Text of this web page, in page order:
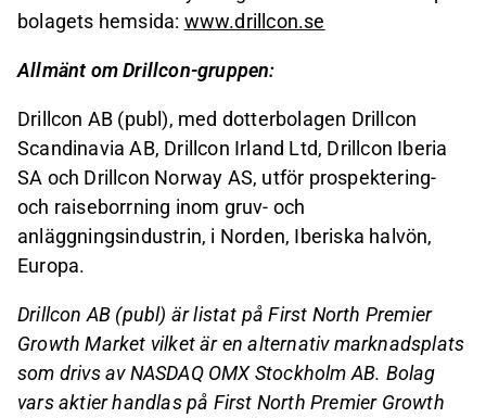
bolagets hemsida: www.drillcon.se
Allmänt om Drillcon-gruppen:
Drillcon AB (publ), med dotterbolagen Drillcon
Scandinavia AB, Drillcon Irland Ltd, Drillcon Iberia
SA och Drillcon Norway AS, utför prospektering-
och raiseborrning inom gruv- och
anläggningsindustrin, i Norden, Iberiska halvön,
Europa.
Drillcon AB (publ) är listat på First North Premier
Growth Market vilket är en alternativ marknadsplats
som drivs av NASDAQ OMX Stockholm AB. Bolag
vars aktier handlas på First North Premier Growth